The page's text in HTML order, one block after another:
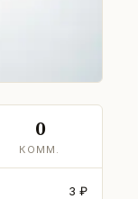
0
КОММ.
3 ₽